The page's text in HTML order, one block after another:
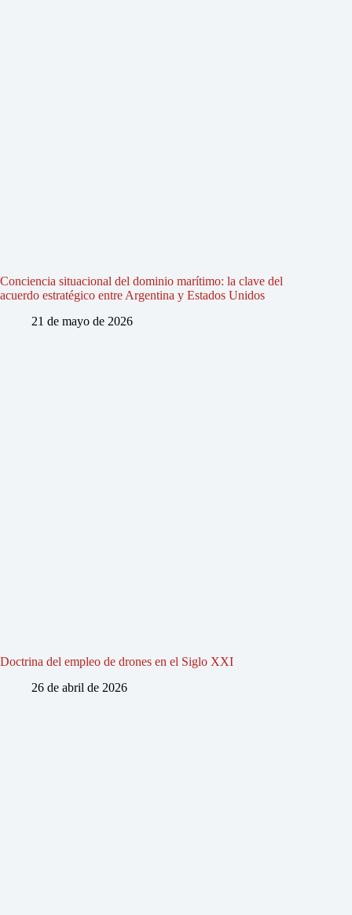
Conciencia situacional del dominio marítimo: la clave del
acuerdo estratégico entre Argentina y Estados Unidos
21 de mayo de 2026
Doctrina del empleo de drones en el Siglo XXI
26 de abril de 2026